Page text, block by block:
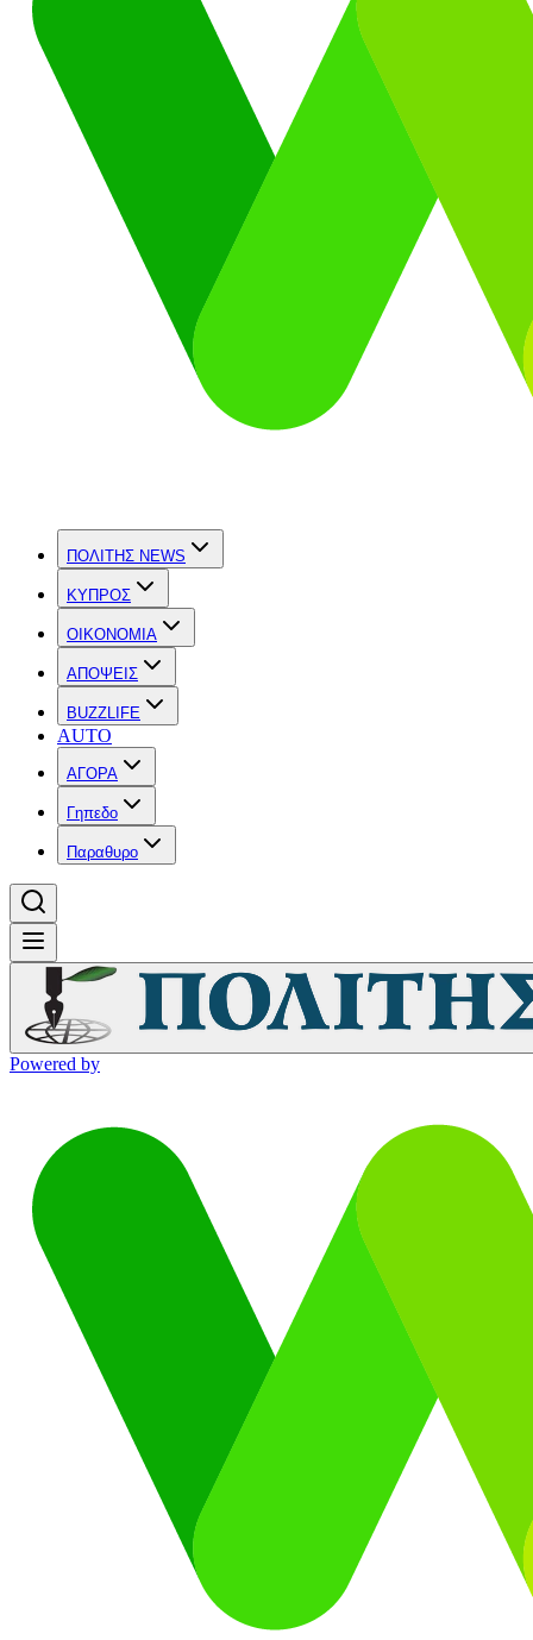
ΠΟΛΙΤΗΣ NEWS
ΚΥΠΡΟΣ
OIKONOMIA
ΑΠΟΨΕΙΣ
BUZZLIFE
AUTO
ΑΓΟΡΑ
Γηπεδο
Παραθυρο
Powered by